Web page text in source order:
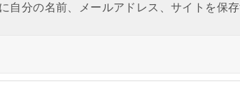
自分の名前、メールアドレス、サイトを保